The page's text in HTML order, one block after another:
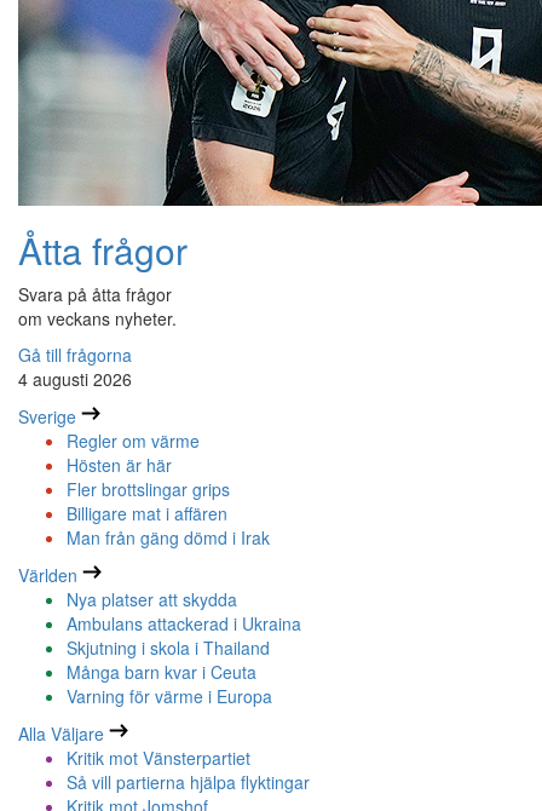
Åtta frågor
Svara på åtta frågor
om veckans nyheter.
Gå till frågorna
4 augusti 2026
Sverige
Regler om värme
Hösten är här
Fler brottslingar grips
Billigare mat i affären
Man från gäng dömd i Irak
Världen
Nya platser att skydda
Ambulans attackerad i Ukraina
Skjutning i skola i Thailand
Många barn kvar i Ceuta
Varning för värme i Europa
Alla Väljare
Kritik mot Vänsterpartiet
Så vill partierna hjälpa flyktingar